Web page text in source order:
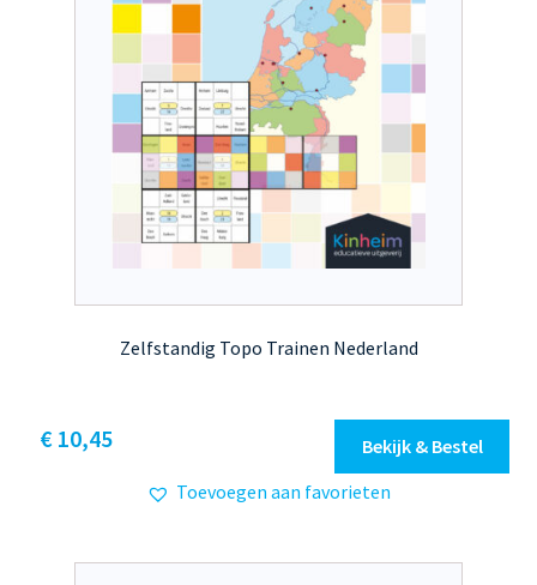
Zelfstandig Topo Trainen Nederland
€ 10,45 Bekijk & Bestel
heeft
Toevoegen aan favorieten